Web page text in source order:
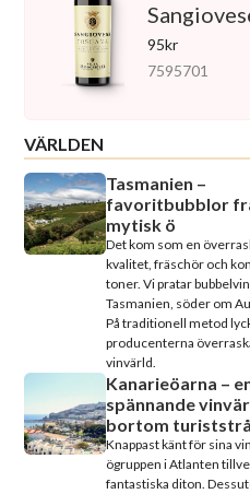
95kr
7595701
VÄRLDEN
Tasmanien –
favoritbubblor
mytisk ö
Det kom som en
kvalitet, fräschör och
toner. Vi pratar
Tasmanien, söder om
På traditionell metod
producenterna
vinvärld.
Kanarieöarna –
spännande
bortom
Knappast känt för sina
ögruppen i Atlanten
fantastiska diton.